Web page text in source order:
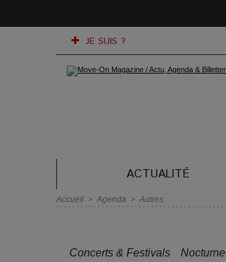
JE SUIS ?
ACTUALITÉ
Accueil > Agenda > Autres
Concerts & Festivals Nocturne